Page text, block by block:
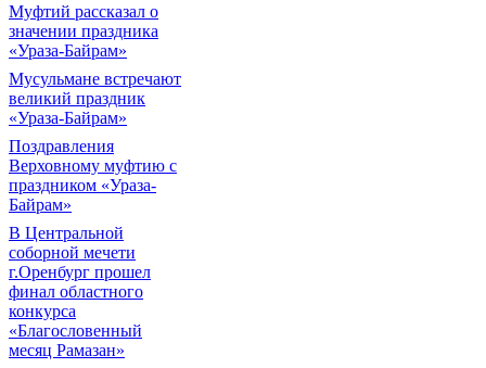
Муфтий рассказал о
значении праздника
«Ураза-Байрам»
Мусульмане встречают
великий праздник
«Ураза-Байрам»
Поздравления
Верховному муфтию с
праздником «Ураза-
Байрам»
В Центральной
соборной мечети
г.Оренбург прошел
финал областного
конкурса
«Благословенный
месяц Рамазан»